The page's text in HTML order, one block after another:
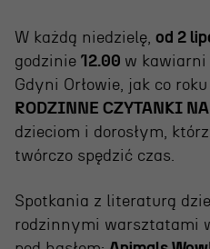
Wydarzenia
Oferta edukacyjna
Polecamy
W każdą niedzielę, od 2
godzinie 12.00 w kawiarni
Gdyni Orłowie, jak co
RODZINNE CZYTANKI
dzieciom i dorosłym,
twórczo spędzić czas.
Spotkania z literaturą
rodzinnymi warsztatami